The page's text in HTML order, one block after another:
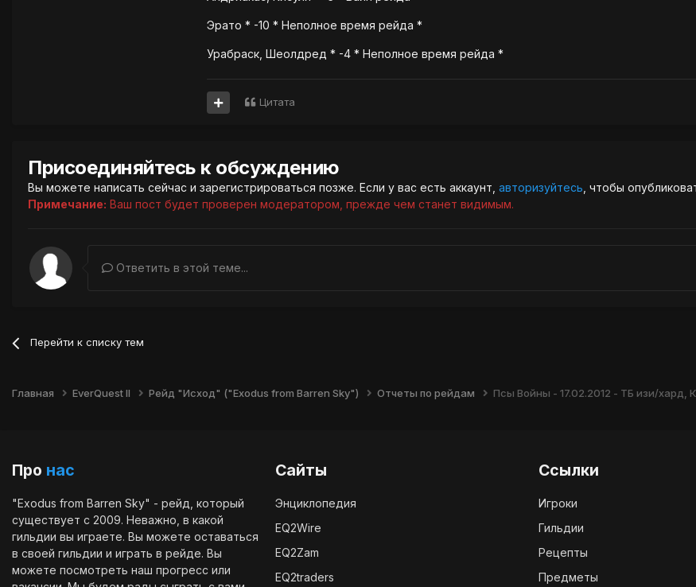
Эрато * -10 * Неполное время рейда *
Урабраск, Шеолдред * -4 * Неполное время рейда *
Цитата
Присоединяйтесь к обсуждению
Вы можете написать сейчас и зарегистрироваться позже. Если у вас есть аккаунт, авторизуйтесь , чтобы
Примечание: Ваш пост будет проверен модератором, прежде чем станет видимым.
Ответить в этой теме...
Перейти к списку тем
Главная EverQuest II Рейд "Исход" ("Exodus from Barren Sky") Отчеты по рейдам Псы Войны - 17.02.2012 - ТБ изи/хард,
Про нас
"Exodus from Barren Sky" - рейд, который
существует с 2009. Неважно, в какой
гильдии вы играете. Вы можете оставаться
в своей гильдии и играть в рейде. Вы
можете посмотреть наш прогресс или
Сайты
Энциклопедия
EQ2Wire
EQ2Zam
EQ2traders
Ссылки
Игроки
Гильдии
Рецепты
Предметы